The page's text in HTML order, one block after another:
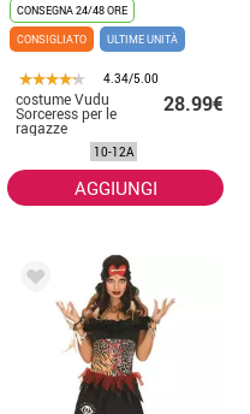
CONSEGNA 24/48 ORE
CONSIGLIATO
ULTIME UNITÀ
4.34/5.00
costume Vudu
Sorceress per le
ragazze
28.99€
10-12A
AGGIUNGI